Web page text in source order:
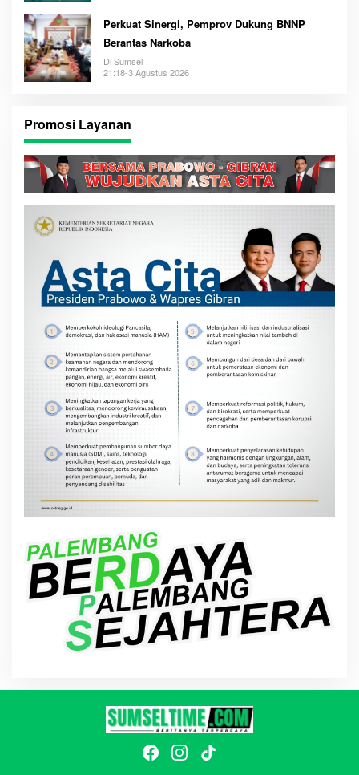
Perkuat Sinergi, Pemprov Dukung BNNP
Berantas Narkoba
Di Sumsel
21:18-3 Agustus 2026
Promosi Layanan